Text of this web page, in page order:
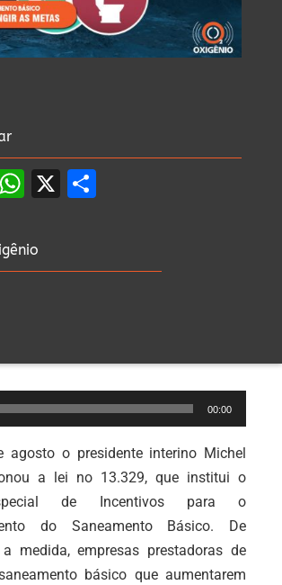
Mastodon
WhatsApp
X
00:00
agosto o presidente interino Michel
a lei no 13.329, que institui o
de Incentivos para o
do Saneamento Básico. De
medida, empresas prestadoras de
básico que aumentarem